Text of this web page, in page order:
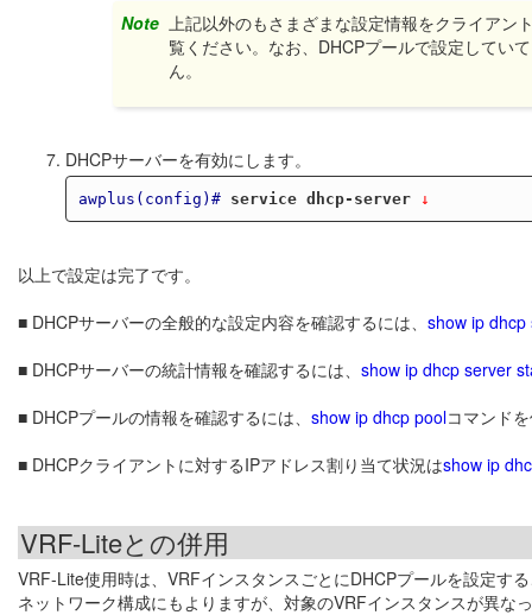
Note
上記以外のもさまざまな設定情報をクライア
覧ください。なお、DHCPプールで設定してい
ん。
DHCPサーバーを有効にします。
awplus(config)# service dhcp-server ↓
以上で設定は完了です。
■ DHCPサーバーの全般的な設定内容を確認するには、 show ip
■ DHCPサーバーの統計情報を確認するには、 show ip dhcp server
■ DHCPプールの情報を確認するには、 show ip dhcp poolコマンド
■ DHCPクライアントに対するIPアドレス割り当て状況はshow ip
VRF-Liteとの併用
VRF-Lite使用時は、VRFインスタンスごとにDHCPプールを設定す
ネットワーク構成にもよりますが、対象のVRFインスタンスが異